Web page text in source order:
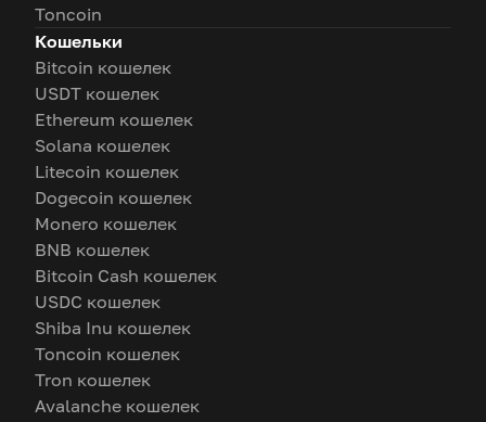
Toncoin
Кошельки
Bitcoin кошелек
USDT кошелек
Ethereum кошелек
Solana кошелек
Litecoin кошелек
Dogecoin кошелек
Monero кошелек
BNB кошелек
Bitcoin Cash кошелек
USDC кошелек
Shiba Inu кошелек
Toncoin кошелек
Tron кошелек
Avalanche кошелек